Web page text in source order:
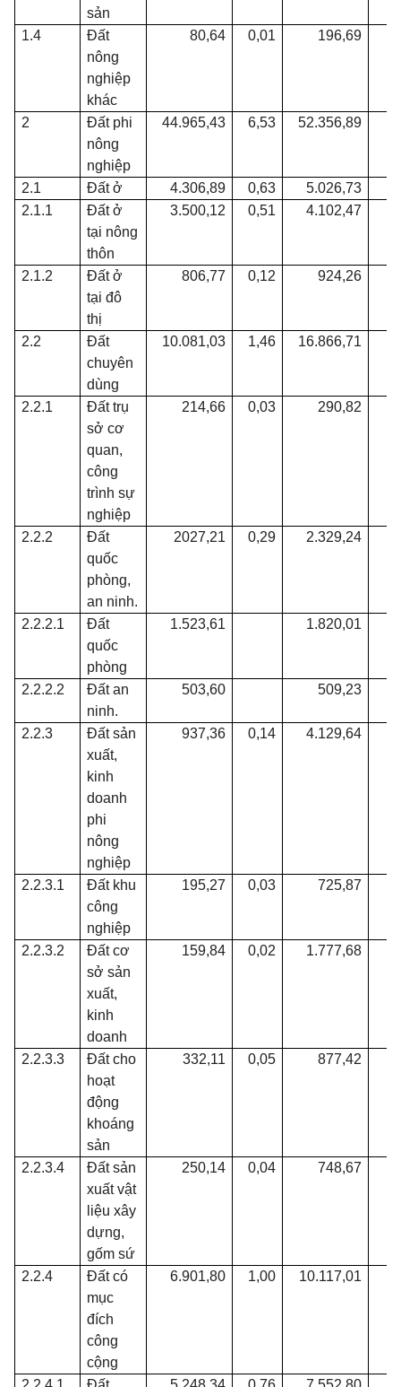
sản
1.4
Đất
nông
nghiệp
khác
80,64 0,01 196,69
2
Đất phi
nông
nghiệp
44.965,43 6,53 52.356,89
2.1 Đất ở 4.306,89 0,63 5.026,73
2.1.1
Đất ở
tại nông
thôn
3.500,12 0,51 4.102,47
2.1.2
Đất ở
tại đô
thị
806,77 0,12 924,26
2.2
Đất
chuyên
dùng
10.081,03 1,46 16.866,71
2.2.1
Đất trụ
sở cơ
quan,
công
trình sự
nghiệp
214,66 0,03 290,82
2.2.2
Đất
quốc
phòng,
an ninh.
2027,21 0,29 2.329,24
2.2.2.1
Đất
quốc
phòng
1.523,61 1.820,01
2.2.2.2
Đất an
ninh.
503,60 509,23
2.2.3
Đất sản
xuất,
kinh
doanh
phi
nông
nghiệp
937,36 0,14 4.129,64
2.2.3.1
Đất khu
công
nghiệp
195,27 0,03 725,87
2.2.3.2
Đất cơ
sở sản
xuất,
kinh
doanh
159,84 0,02 1.777,68
2.2.3.3
Đất cho
hoạt
động
khoáng
sản
332,11 0,05 877,42
2.2.3.4
Đất sản
xuất vật
liệu xây
dựng,
gốm sứ
250,14 0,04 748,67
2.2.4
Đất có
mục
đích
công
cộng
6.901,80 1,00 10.117,01